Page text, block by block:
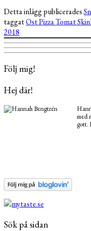
Detta inlägg publicerades
taggatOstPizzaTomat
2018
Följ mig!
Hej där!
med
gott.
Sök på sidan